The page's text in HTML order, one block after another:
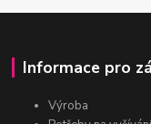
Informace pro
Výroba